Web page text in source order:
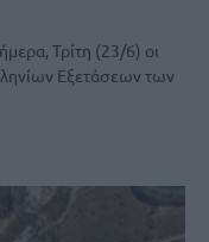
Τρίτη (23/6) οι
Εξετάσεων των